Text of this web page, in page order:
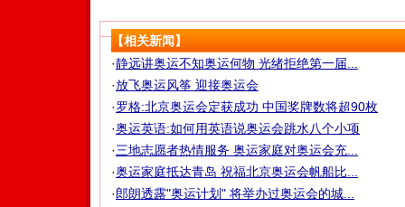
【相关新闻】
·静远讲奥运不知奥运何物 光绪拒绝第一届...
·放飞奥运风筝 迎接奥运会
·罗格:北京奥运会定获成功 中国奖牌数将超90枚
·奥运英语:如何用英语说奥运会跳水八个小项
·三地志愿者热情服务 奥运家庭对奥运会充...
·奥运家庭抵达青岛 祝福北京奥运会帆船比...
·郎朗透露"奥运计划" 将举办过奥运会的城...